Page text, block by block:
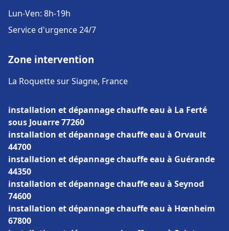
Lun-Ven: 8h-19h
Service d'urgence 24/7
Zone intervention
La Roquette sur Siagne, France
installation et dépannage chauffe eau à La Ferté
sous Jouarre 77260
installation et dépannage chauffe eau à Orvault
44700
installation et dépannage chauffe eau à Guérande
44350
installation et dépannage chauffe eau à Seynod
74600
installation et dépannage chauffe eau à Hœnheim
67800